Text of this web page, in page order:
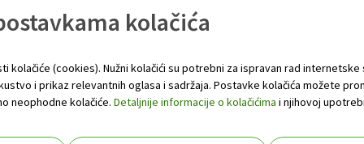
Vam omogućuju da manje vremena provodite u
za sve drugo.
možete dati naloge za Vaše financijske transakcije
Vam je dostupna i platforma zaonline bankarstvo.
kolačića
kolačiće (cookies). Nužni kolačići su potrebni za ispravan rad
i prikaz relevantnih oglasa i sadržaja. Postavke kolačića možete
neophodne kolačiće. Detaljnije informacije o kolačićima i njihovoj